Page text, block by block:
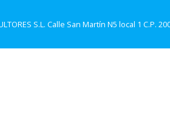
S.L. Calle San Martín N5 local 1 C.P.